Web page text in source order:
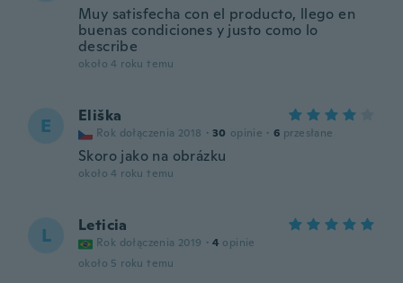
Muy satisfecha con el producto, llego en
buenas condiciones y justo como lo
describe
około 4 roku temu
E Eliška
Rok dołączenia 2018 · 30 opinie · 6 przesłane
Skoro jako na obrázku
około 4 roku temu
L Leticia
Rok dołączenia 2019 · 4 opinie
około 5 roku temu